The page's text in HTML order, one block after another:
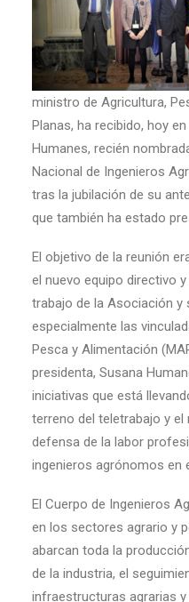
ministro de Agricultura,
Planas, ha recibido, hoy
Humanes, recién
Nacional de Ingenieros
tras la jubilación de su
que también ha estado
El objetivo de la reunión
el nuevo equipo directivo
trabajo de la Asociación y
especialmente las
Pesca y Alimentación
presidenta, Susana
iniciativas que está
terreno del teletrabajo y
defensa de la labor
ingenieros agrónomos en
El Cuerpo de Ingenieros
en los sectores agrario y
abarcan toda la
de la industria, el
infraestructuras agrarias